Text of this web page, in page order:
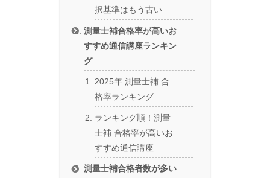
択基準はもう古い
測量士補合格率が高いお
すすめ通信講座ランキン
グ
2025年 測量士補 合
格率ランキング
ランキング順！測量
士補 合格率が高いお
すすめ通信講座
測量士補合格者数が多い